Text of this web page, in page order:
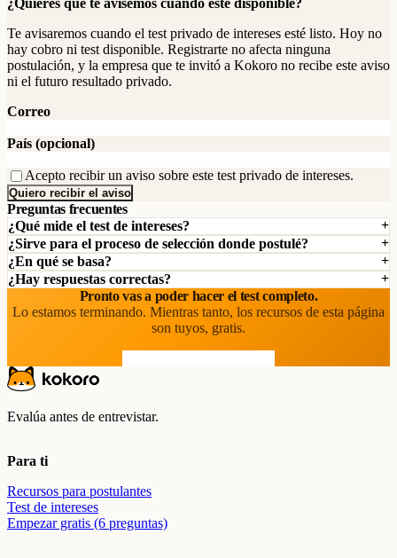
¿Quieres que te avisemos cuando esté disponible?
Te avisaremos cuando el test privado de intereses esté listo. Hoy no
hay cobro ni test disponible. Registrarte no afecta ninguna
postulación, y la empresa que te invitó a Kokoro no recibe este aviso
ni el futuro resultado privado.
Correo
País (opcional)
Acepto recibir un aviso sobre este test privado de intereses.
Quiero recibir el aviso
Preguntas frecuentes
¿Qué mide el test de intereses?
¿Sirve para el proceso de selección donde postulé?
¿En qué se basa?
¿Hay respuestas correctas?
Pronto vas a poder hacer el test completo.
Lo estamos terminando. Mientras tanto, los recursos de esta página
son tuyos, gratis.
Evalúa antes de entrevistar.
Para ti
Recursos para postulantes
Test de intereses
Empezar gratis (6 preguntas)